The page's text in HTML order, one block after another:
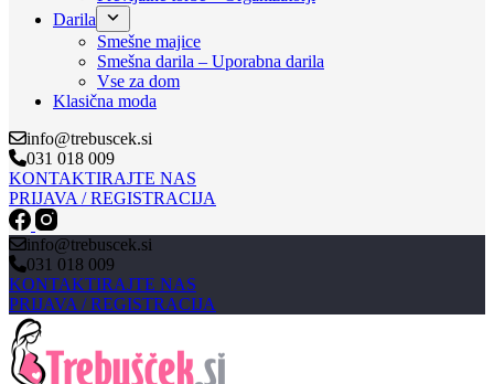
Darila
Smešne majice
Smešna darila – Uporabna darila
Vse za dom
Klasična moda
info@trebuscek.si
031 018 009
KONTAKTIRAJTE NAS
PRIJAVA / REGISTRACIJA
info@trebuscek.si
031 018 009
KONTAKTIRAJTE NAS
PRIJAVA / REGISTRACIJA